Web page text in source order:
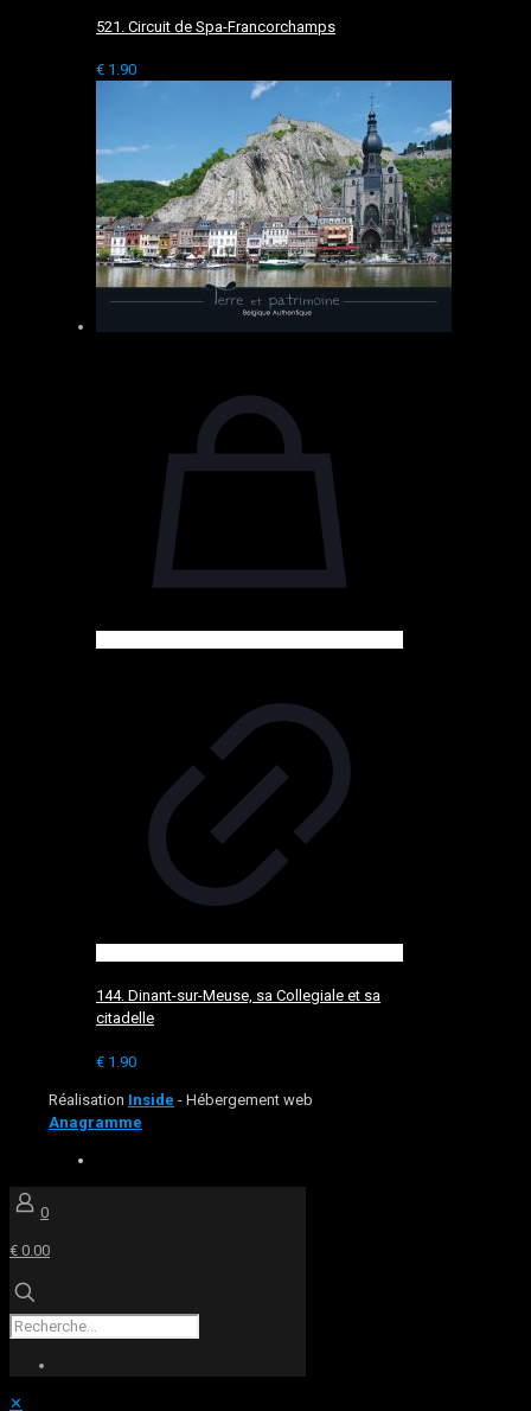
521. Circuit de Spa-Francorchamps
€ 1.90
144. Dinant-sur-Meuse, sa Collegiale et sa
citadelle
€ 1.90
Réalisation Inside - Hébergement web
Anagramme
0
€ 0.00
✕